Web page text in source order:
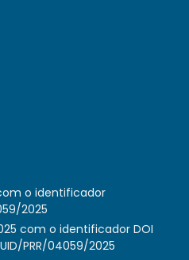
o identificador
2025
com o identificador DOI
PRR/04059/2025